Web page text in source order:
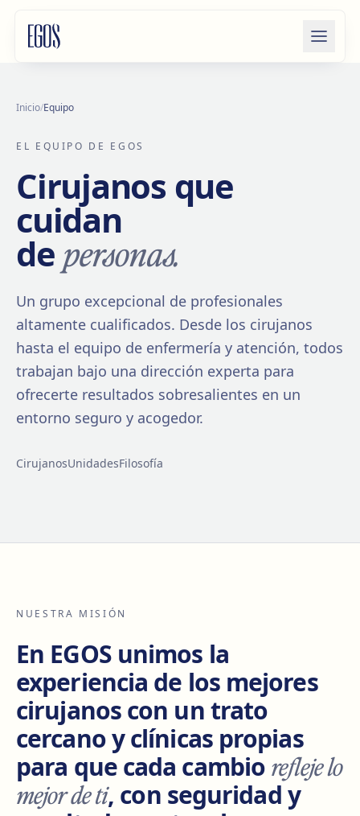
Inicio/Equipo
EL EQUIPO DE EGOS
Cirujanos que
cuidan
depersonas.
Un grupo excepcional de profesionales
altamente cualificados. Desde los cirujanos
hasta el equipo de enfermería y atención, todos
trabajan bajo una dirección experta para
ofrecerte resultados sobresalientes en un
entorno seguro y acogedor.
CirujanosUnidadesFilosofía
NUESTRA MISIÓN
En EGOS unimos la
experiencia de los mejores
cirujanos con un trato
cercano y clínicas propias
para que cada cambiorefleje lo
mejor de ti, con seguridad y